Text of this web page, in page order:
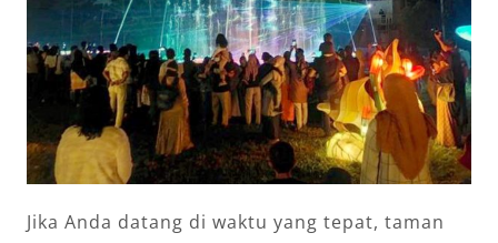
Jika Anda datang di waktu yang tepat, taman